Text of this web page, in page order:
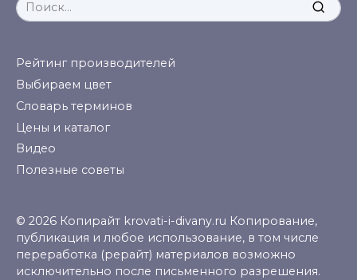
for:
Рейтинг производителей
Выбираем цвет
Словарь терминов
Цены и каталог
Видео
Полезные советы
© 2026 Копирайт krovati-i-divany.ru Копирование,
публикация и любое использование, в том числе
переработка (рерайт) материалов возможно
исключительно после письменного разрешения.